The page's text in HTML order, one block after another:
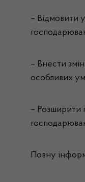
– Відмовити
– Внести
особливих
– Розширити
Повну